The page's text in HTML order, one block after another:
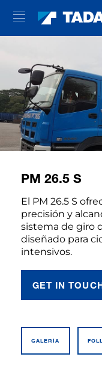
PM 26.5 S
El PM 26.5 S
precisión y
sistema de giro
diseñado para
intensivos.
GET IN
GALERÍA